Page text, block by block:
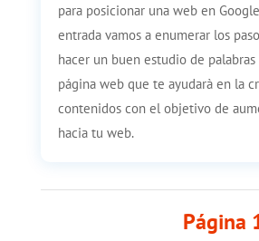
para posicionar una web en
entrada vamos a enumerar los
hacer un buen estudio de
página web que te ayudarà en la
contenidos con el objetivo de
hacia tu web.
Página